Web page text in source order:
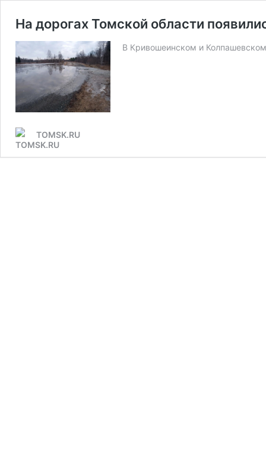
На дорогах Томской области
В Кривошеинском и
TOMSK.RU